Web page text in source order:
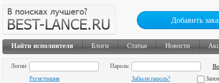
Добавить
Найти исполнителя Блоги Статьи Новости
Логин:
Пароль:
Регистрация
Забыли пароль?